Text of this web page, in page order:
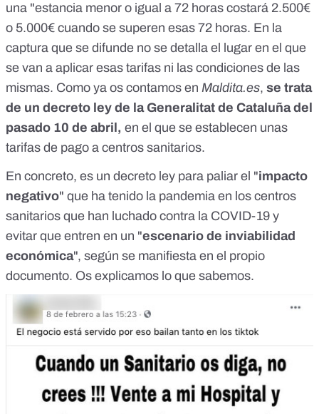
una "estancia menor o igual a 72 horas costará 2.500€
o 5.000€ cuando se superen esas 72 horas. En la
captura que se difunde no se detalla el lugar en el que
se van a aplicar esas tarifas ni las condiciones de las
mismas. Como ya os contamos en Maldita.es, se trata
de un decreto ley de la Generalitat de Cataluña del
pasado 10 de abril , en el que se establecen unas
tarifas de pago a centros sanitarios.
En concreto, es un decreto ley para paliar el "impacto
negativo" que ha tenido la pandemia en los centros
sanitarios que han luchado contra la COVID-19 y
evitar que entren en un "escenario de inviabilidad
económica", según se manifiesta en el propio
documento. Os explicamos lo que sabemos.